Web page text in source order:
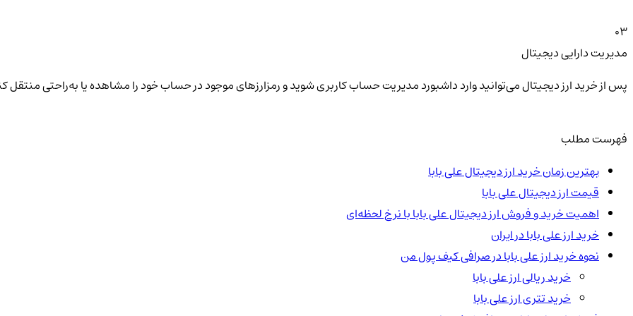
03
مدیریت دارایی دیجیتال
پس از خرید ارز دیجیتال می‌توانید وارد داشبورد مدیریت حساب کاربری شوید و رمزارزهای موجود در حساب خود را مشاهده یا به‌راحتی منتقل
فهرست مطلب
بهترین زمان خرید ارز دیجیتال علی بابا
قیمت ارز دیجیتال علی بابا
اهمیت خرید و فروش ارز دیجیتال علی بابا با نرخ لحظه‌ای
خرید ارز علی بابا در ایران
نحوه خرید ارز علی بابا در صرافی کیف پول من
خرید ریالی ارز علی بابا
خرید تتری ارز علی بابا